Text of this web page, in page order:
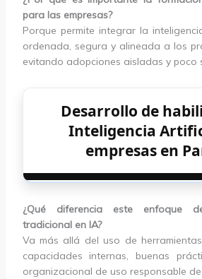
para las empresas?
Porque permite integrar la
ordenada, segura y alineada a los
evitando adopciones aisladas y poco
Desarrollo de
Inteligencia
empresas en
¿Qué diferencia este enfoque
tradicional en IA?
Va más allá del uso de
capacidades internas, buenas
organizacional de uso responsable de